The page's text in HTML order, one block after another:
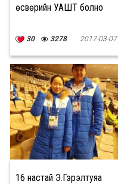
өсвөрийн УАШТ болно
30 3278 2017-03-07
16 настай Э.Гэрэлтуяа